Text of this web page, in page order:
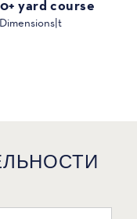
yard course